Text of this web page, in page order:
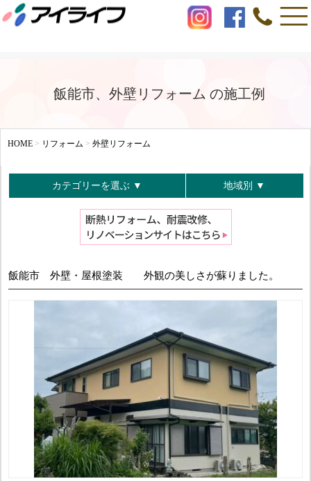
飯能市、外壁リフォーム の施工例
HOME > リフォーム > 外壁リフォーム
カテゴリーを選ぶ ▼ 地域別 ▼
飯能市 外壁・屋根塗装 外観の美しさが蘇りました。